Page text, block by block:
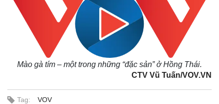
Mào gà tím – một trong những “đặc sản” ở Hồng Thái.
CTV Vũ Tuấn/VOV.VN
Tag: VOV